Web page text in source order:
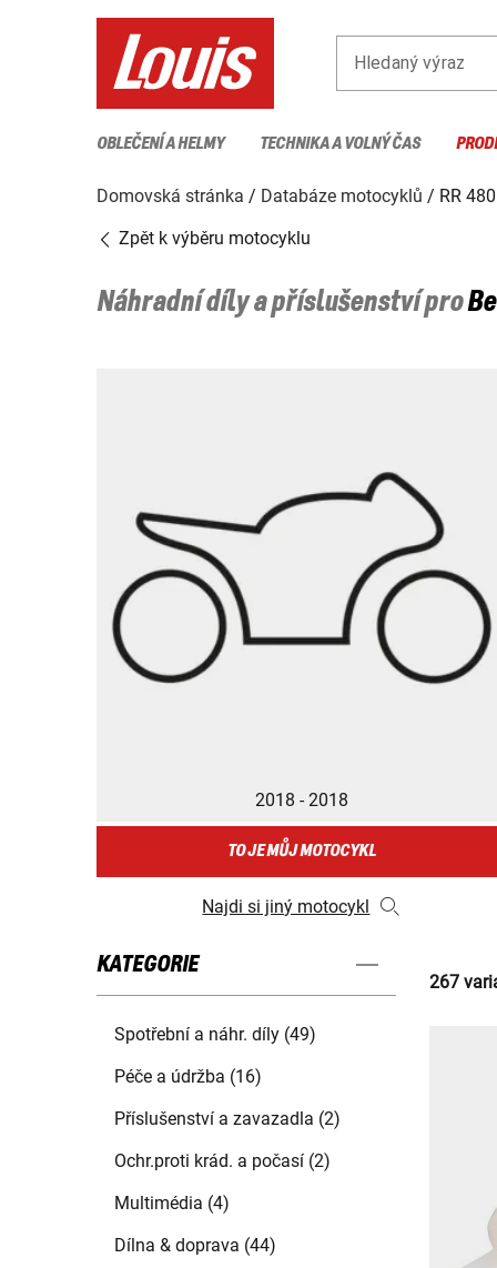
Hledaný výraz
OBLEČENÍ A HELMY TECHNIKA A VOLNÝ ČAS
Domovská stránka Databáze motocyklů
RR
Zpět k výběru motocyklu
Náhradní díly a příslušenství pro
2018 - 2018
TO JE MŮJ MOTOCYKL
Najdi si jiný motocykl
KATEGORIE
Spotřební a náhr. díly (49)
Péče a údržba (16)
Příslušenství a zavazadla (2)
Ochr.proti krád. a počasí (2)
Multimédia (4)
Dílna & doprava (44)
267